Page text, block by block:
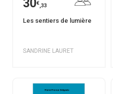
30€,33
Les sentiers de lumière
SANDRINE LAURET